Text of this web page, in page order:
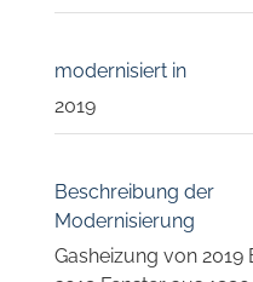
modernisiert in
2019
Beschreibung der
Modernisierung
Gasheizung von